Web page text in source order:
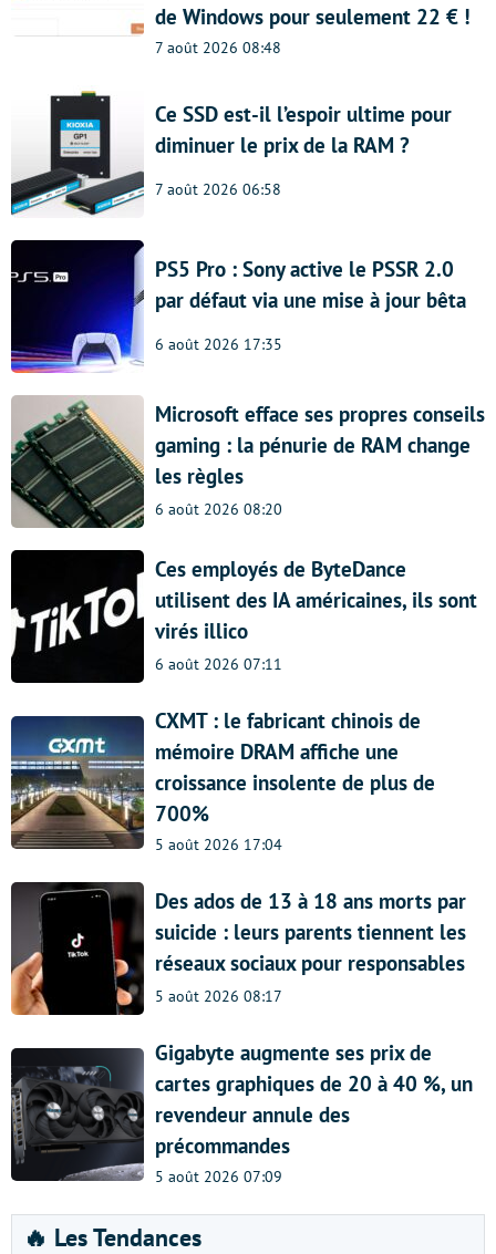
de Windows pour seulement 22 € !
7 août 2026 08:48
Ce SSD est-il l’espoir ultime pour
diminuer le prix de la RAM ?
7 août 2026 06:58
PS5 Pro : Sony active le PSSR 2.0
par défaut via une mise à jour bêta
6 août 2026 17:35
Microsoft efface ses propres conseils
gaming : la pénurie de RAM change
les règles
6 août 2026 08:20
Ces employés de ByteDance
utilisent des IA américaines, ils sont
virés illico
6 août 2026 07:11
CXMT : le fabricant chinois de
mémoire DRAM affiche une
croissance insolente de plus de
700%
5 août 2026 17:04
Des ados de 13 à 18 ans morts par
suicide : leurs parents tiennent les
réseaux sociaux pour responsables
5 août 2026 08:17
Gigabyte augmente ses prix de
cartes graphiques de 20 à 40 %, un
revendeur annule des
précommandes
5 août 2026 07:09
🔥 Les Tendances